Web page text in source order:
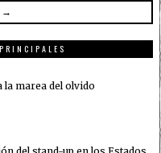
→
marea del olvido